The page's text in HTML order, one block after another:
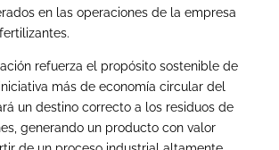
en las operaciones de la empresa
refuerza el propósito sostenible de
más de economía circular del
un destino correcto a los residuos de
generando un producto con valor